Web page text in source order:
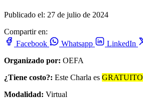
Publicado el: 27 de julio de 2024
Compartir en:
Facebook
Whatsapp LinkedIn
Organizado por: OEFA
¿Tiene costo?: Este Charla es GRATUITO
Modalidad: Virtual